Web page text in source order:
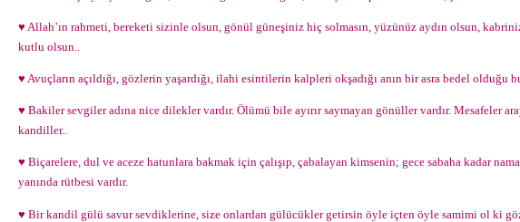
♥ Allah’ın rahmeti, bereketi sizinle olsun, gönül güneşiniz hiç solmasın, yüzünüz aydın olsun,
kutlu olsun..
♥ Avuçların açıldığı, gözlerin yaşardığı, ilahi esintilerin kalpleri okşadığı anın bir asra bedel
♥ Bakiler sevgiler adına nice dilekler vardır. Ölümü bile ayırır saymayan gönüller vardır. Mesafeler
kandiller..
♥ Biçarelere, dul ve aceze hatunlara bakmak için çalışıp, çabalayan kimsenin; gece sabaha kadar
yanında rütbesi vardır.
♥ Bir kandil gülü savur sevdiklerine, size onlardan gülücükler getirsin öyle içten öyle samimi ol ki